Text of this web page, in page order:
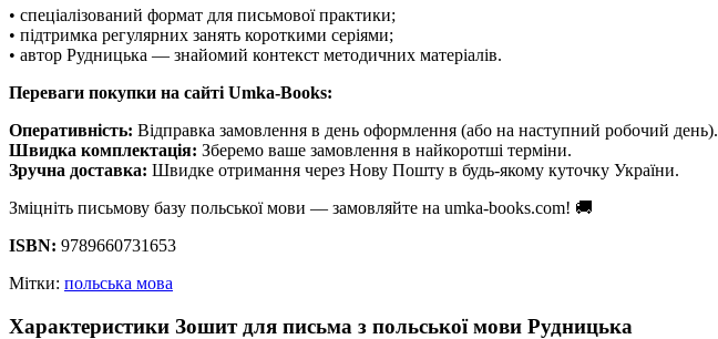
• спеціалізований формат для письмової практики;
• підтримка регулярних занять короткими серіями;
• автор Рудницька — знайомий контекст методичних матеріалів.
Переваги покупки на сайті Umka-Books:
Оперативність: Відправка замовлення в день оформлення (або на наступний робочий день).
Швидка комплектація: Зберемо ваше замовлення в найкоротші терміни.
Зручна доставка: Швидке отримання через Нову Пошту в будь-якому куточку України.
Зміцніть письмову базу польської мови — замовляйте на umka-books.com! 🚚
ISBN: 9789660731653
Мітки: польська мова
Характеристики Зошит для письма з польської мови Рудницька